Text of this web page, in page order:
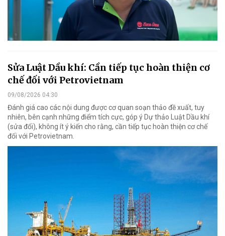
Sửa Luật Dầu khí: Cần tiếp tục hoàn thiện cơ
chế đối với Petrovietnam
09/08/2026 04:30
Đánh giá cao các nội dung được cơ quan soạn thảo đề xuất, tuy
nhiên, bên cạnh những điểm tích cực, góp ý Dự thảo Luật Dầu khí
(sửa đổi), không ít ý kiến cho rằng, cần tiếp tục hoàn thiện cơ chế
đối với Petrovietnam.